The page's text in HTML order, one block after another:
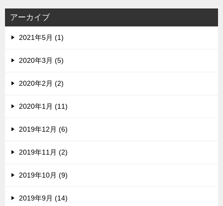
ス
アーカイブ
2021年5月 (1)
2020年3月 (5)
2020年2月 (2)
2020年1月 (11)
2019年12月 (6)
2019年11月 (2)
2019年10月 (9)
2019年9月 (14)